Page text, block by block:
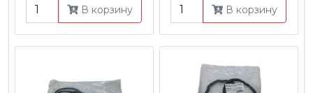
В корзину В корзину